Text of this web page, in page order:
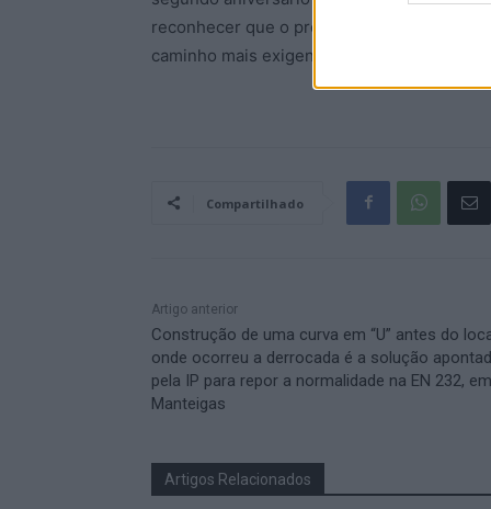
reconhecer que o projeto existe, que é
caminho mais exigente ainda está pela
Compartilhado
Artigo anterior
Construção de uma curva em “U” antes do
onde ocorreu a derrocada é a solução
pela IP para repor a normalidade na EN 232, em
Manteigas
Artigos Relacionados